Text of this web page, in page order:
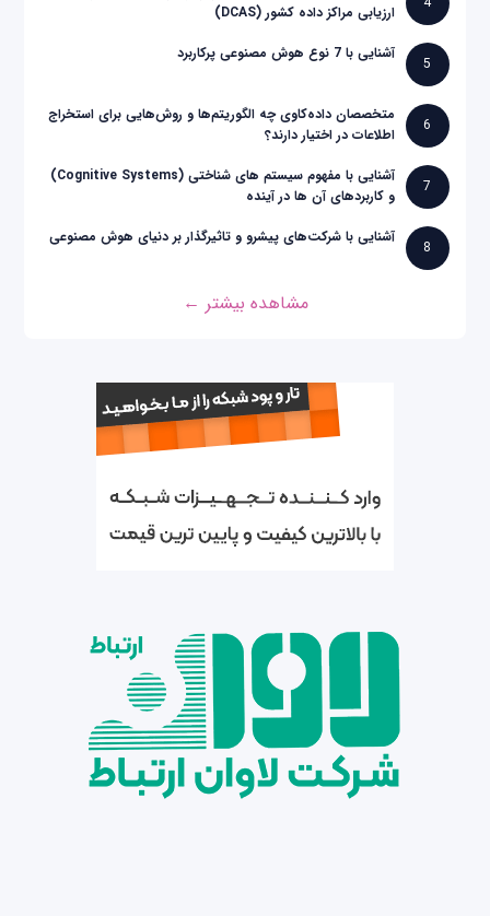
ارزیابی مراکز داده کشور (DCAS)
5
آشنایی با 7 نوع هوش مصنوعی پرکاربرد
6
متخصصان داده‌کاوی چه الگوریتم‌ها و روش‌هایی برای استخراج
اطلاعات در اختیار دارند؟
7
آشنایی با مفهوم سیستم های شناختی (Cognitive Systems)
و کاربردهای آن ها در آینده
8
آشنایی با شرکت‌های پیشرو و تاثیرگذار بر دنیای هوش مصنوعی
مشاهده بیشتر ←